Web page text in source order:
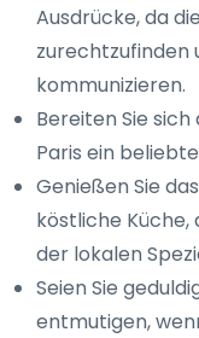
Ausdrücke, da
zurechtzufinden
kommunizieren.
Bereiten Sie
Paris ein
Genießen Sie
köstliche Küche,
der lokalen
Seien Sie
entmutigen,